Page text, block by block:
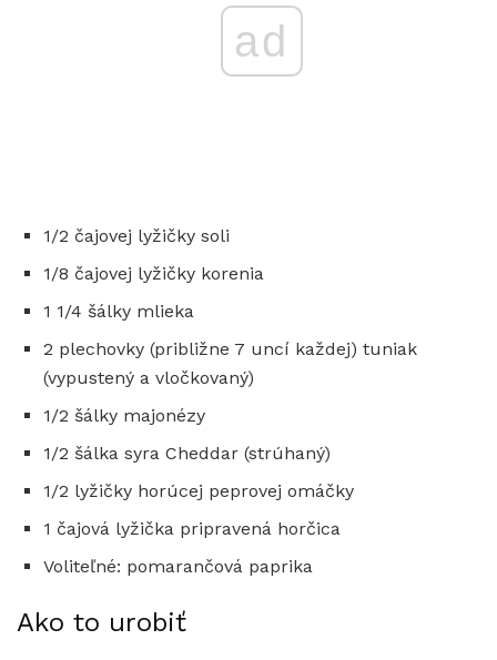
ad
1/2 čajovej lyžičky soli
1/8 čajovej lyžičky korenia
1 1/4 šálky mlieka
2 plechovky (približne 7 uncí každej) tuniak
(vypustený a vločkovaný)
1/2 šálky majonézy
1/2 šálka syra Cheddar (strúhaný)
1/2 lyžičky horúcej peprovej omáčky
1 čajová lyžička pripravená horčica
Voliteľné: pomarančová paprika
Ako to urobiť